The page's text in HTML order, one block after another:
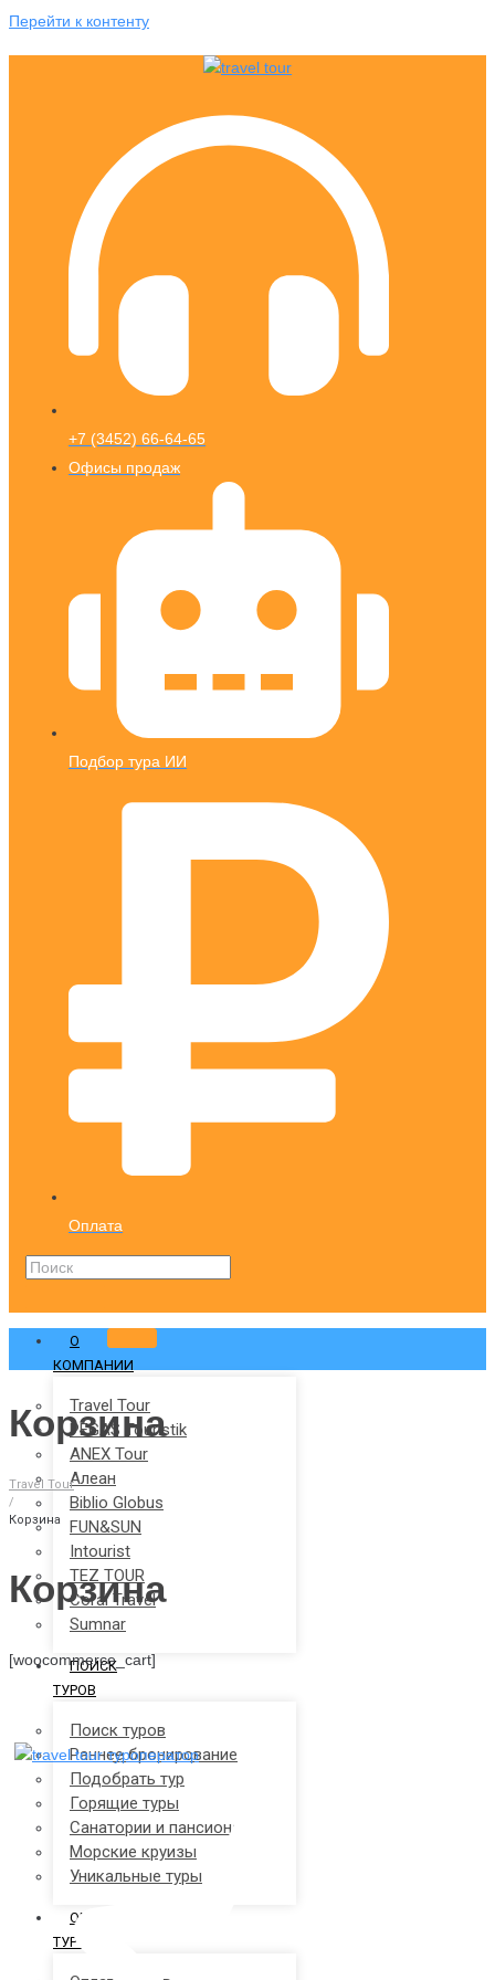
Перейти к контенту
+7 (3452) 66-64-65
Офисы продаж
Подбор тура ИИ
Оплата
О
КОМПАНИИ
Travel Tour
PEGAS Touristik
ANEX Tour
Алеан
Biblio Globus
FUN&SUN
Intourist
TEZ TOUR
Coral Travel
Sumnar
ПОИСК
ТУРОВ
Поиск туров
Раннее бронирование
Подобрать тур
Горящие туры
Санатории и пансионаты
Морские круизы
Уникальные туры
ОПЛАТА
ТУРОВ
Корзина
Travel Tour
/
Корзина
Корзина
[woocommerce_cart]